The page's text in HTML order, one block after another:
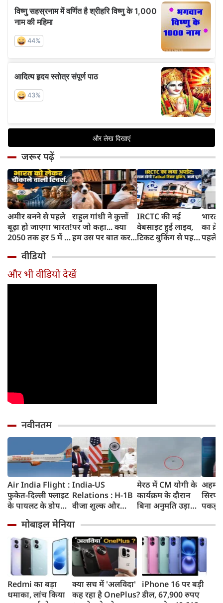
जरूर पढ़ें
अमीर बनने से पहले
बूढ़ा हो जाएगा भारत!
2050 तक हर 5 में 1
साल से ज्यादा उम्र का
राहुल गांधी ने कुत्तों
पर जो कहा... क्या
हम उस पर बात कर
IRCTC की नई
वेबसाइट हुई लाइव,
टिकट बुकिंग से पहले
काम, जानें पूरा
भारत
का
पहले
और
वीडियो
और भी वीडियो देखें
नवीनतम
Air India Flight :
फुकेत-दिल्ली फ्लाइट
के पायलट के डोप
कहा- रिपोर्ट नहीं
मिली, टिप्पणी की
स्थिति में नहीं
India-US
Relations : H-1B
वीजा शुल्क और
अलावा PM मोदी ने
अमेरिकी उपराष्ट्रपति
जेडी वेंस किन मुद्दों पर
की चर्चा
मेरठ में CM योगी के
कार्यक्रम के दौरान
बिना अनुमति उड़ाया
को किया गिरफ्तार
सिरप
पकड़ा
रुपए
जब्त
मोबाइल मेनिया
Redmi का बड़ा
धमाका, लांच किया
क्या सच में 'अलविदा'
कह रहा है OnePlus?
iPhone 16 पर बड़ी
डील, 67,900 रुपए